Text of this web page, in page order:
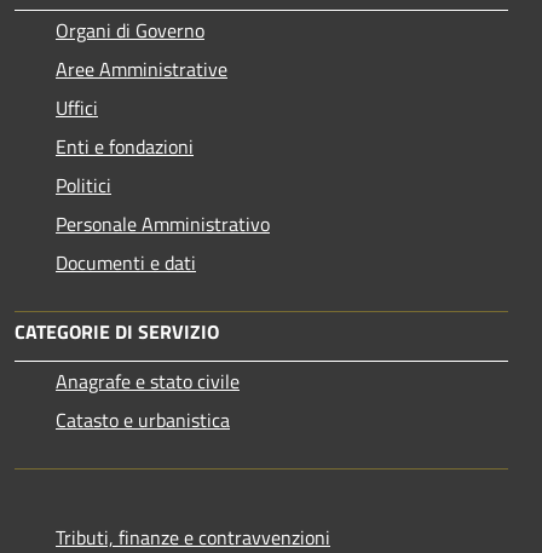
Organi di Governo
Aree Amministrative
Uffici
Enti e fondazioni
Politici
Personale Amministrativo
Documenti e dati
CATEGORIE DI SERVIZIO
Anagrafe e stato civile
Catasto e urbanistica
Tributi, finanze e contravvenzioni